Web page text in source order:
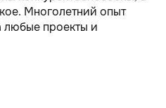
Многолетний опыт
любые проекты и